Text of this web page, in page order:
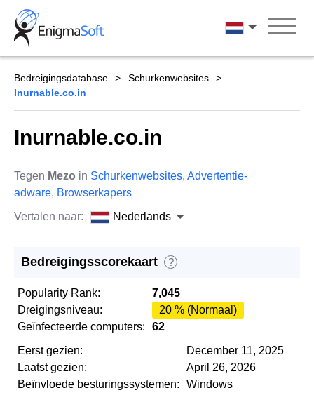
Skip
content
Nederlands
Bedreigingsdatabase
Schurkenwebsites
Inurnable.co.in
Inurnable.co.in
Tegen Mezo in Schurkenwebsites, Advertentie-
adware, Browserkapers
Vertalen naar:
Nederlands
Bedreigingsscorekaart ?
Popularity Rank:
7,045
Dreigingsniveau:
20 % (Normaal)
Geïnfecteerde computers:
62
Eerst gezien:
December 11, 2025
Laatst gezien:
April 26, 2026
Beïnvloede besturingssystemen:
Windows